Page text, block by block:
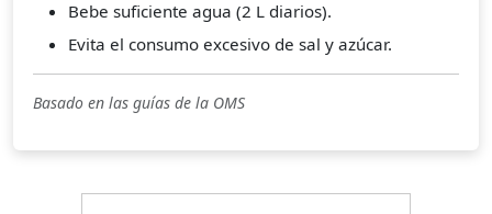
Bebe suficiente agua (2 L diarios).
Evita el consumo excesivo de sal y azúcar.
Basado en las guías de la OMS